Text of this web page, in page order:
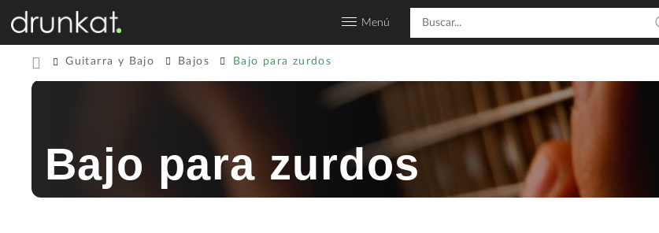
Menú
Guitarra y Bajo Bajos Bajo para zurdos
Bajo para zurdos